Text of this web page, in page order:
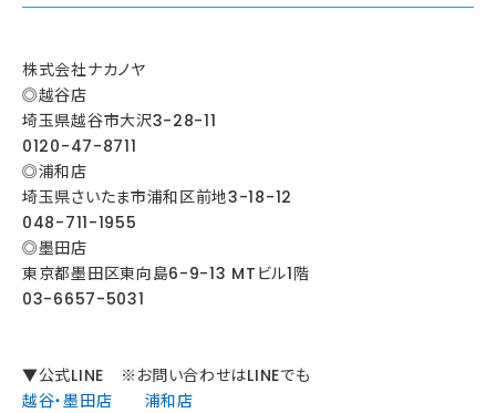
株式会社ナカノヤ
◎越谷店
埼玉県越谷市大沢3-28-11
0120-47-8711
◎浦和店
埼玉県さいたま市浦和区前地3-18-12
048-711-1955
◎墨田店
東京都墨田区東向島6-9-13 MTビル1階
03-6657-5031
▼公式LINE ※お問い合わせはLINEでも
越谷・墨田店
浦和店